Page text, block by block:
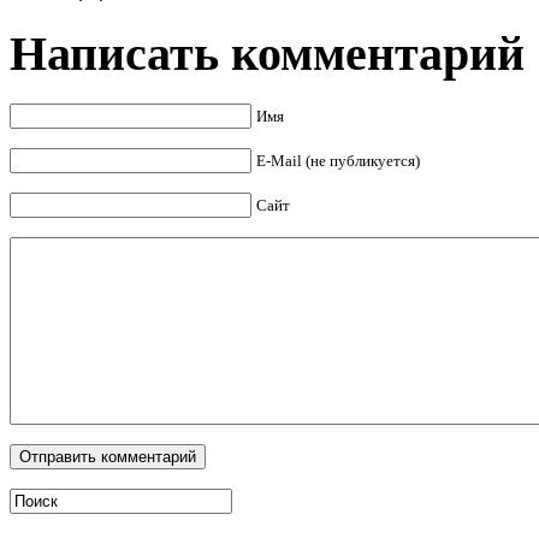
Написать комментарий
Имя
E-Mail (не публикуется)
Сайт